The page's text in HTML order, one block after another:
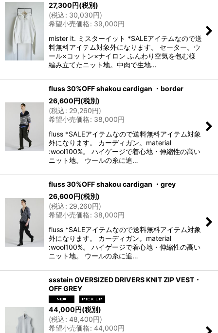
27,300円(税別)
(税込: 30,030円)
希望小売価格: 39,000円
mister it. ミスターイット *SALEアイテムなので送
料無料アイテム対象外になります。 セーター。ウ
ール×コットン×ナイロン ふんわり空気を包む様
編み立てたニット地。中肉で生地…
fluss 30%OFF shakou cardigan ・border
26,600円(税別)
(税込: 29,260円)
希望小売価格: 38,000円
fluss *SALEアイテムなので送料無料アイテム対象
外になります。 カーディガン。material
:wool100%。 ハイゲージで着心地・伸縮性の高い
ニット地。 ウールの糸に追…
fluss 30%OFF shakou cardigan ・grey
26,600円(税別)
(税込: 29,260円)
希望小売価格: 38,000円
fluss *SALEアイテムなので送料無料アイテム対象
外になります。 カーディガン。material
:wool100%。 ハイゲージで着心地・伸縮性の高い
ニット地。 ウールの糸に追…
ssstein OVERSIZED DRIVERS KNIT ZIP VEST・
OFF GREY
44,000円(税別)
(税込: 48,400円)
希望小売価格: 44,000円